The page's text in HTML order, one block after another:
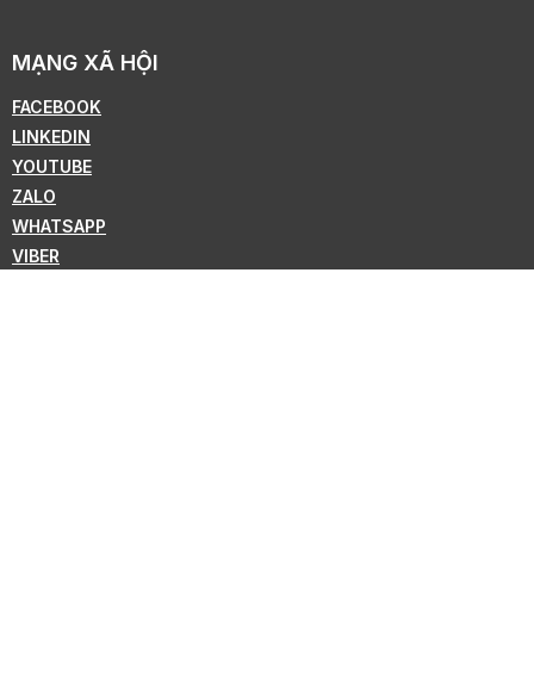
MẠNG XÃ HỘI
FACEBOOK
LINKEDIN
YOUTUBE
ZALO
WHATSAPP
VIBER